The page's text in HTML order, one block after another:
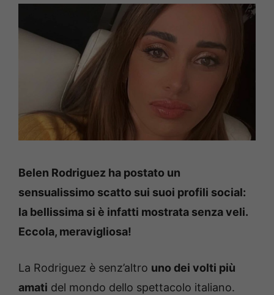
Belen Rodriguez ha postato un
sensualissimo scatto sui suoi profili social:
la bellissima si è infatti mostrata senza veli.
Eccola, meravigliosa!
La Rodriguez è senz’altro uno dei volti più
amati del mondo dello spettacolo italiano.